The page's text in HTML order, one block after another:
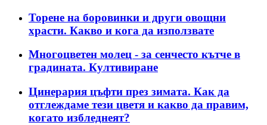
Торене на боровинки и други овощни
храсти. Какво и кога да използвате
Многоцветен молец - за сенчесто кътче в
градината. Култивиране
Цинерария цъфти през зимата. Как да
отглеждаме тези цветя и какво да правим,
когато избледнеят?